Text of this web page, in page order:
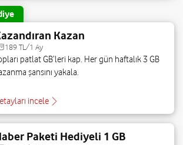
Kazan
189 TL/1 Ay
patlat GB’leri kap. Her gün haftalık 3 GB
şansını yakala.
incele
Paketi Hediyeli 1 GB